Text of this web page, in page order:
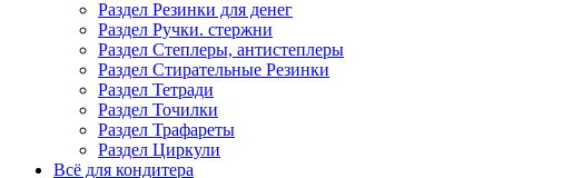
Раздел Резинки для денег
Раздел Ручки. стержни
Раздел Степлеры, антистеплеры
Раздел Стирательные Резинки
Раздел Тетради
Раздел Точилки
Раздел Трафареты
Раздел Циркули
Всё для кондитера